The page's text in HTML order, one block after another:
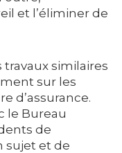
et l’éliminer de
similaires
sur les
d’assurance.
le Bureau
de
sujet et de